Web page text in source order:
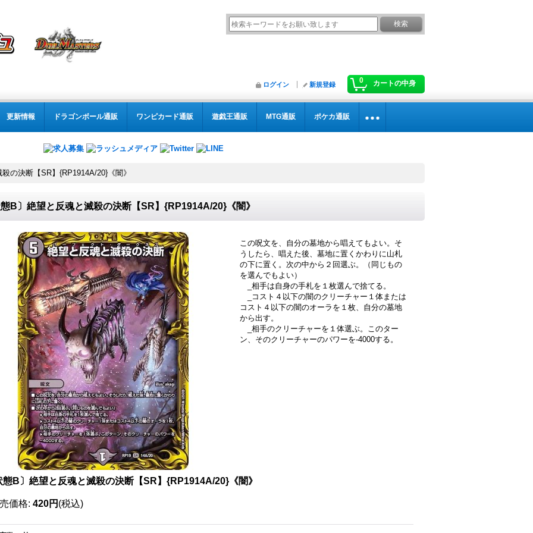
0 カートの中身
ログイン 新規登録
更新情報 ドラゴンボール通販 ワンピカード通販 遊戯王通販 MTG通販 ポケカ通販
の決断【SR】{RP1914A/20}《闇》
B〕絶望と反魂と滅殺の決断【SR】{RP1914A/20}《闇》
この呪文を、自分の墓地から唱えてもよい。そ
うしたら、唱えた後、墓地に置くかわりに山札
の下に置く。次の中から２回選ぶ。（同じもの
を選んでもよい）
_相手は自身の手札を１枚選んで捨てる。
_コスト４以下の闇のクリーチャー１体または
コスト４以下の闇のオーラを１枚、自分の墓地
から出す。
_相手のクリーチャーを１体選ぶ。このター
ン、そのクリーチャーのパワーを-4000する。
態B〕絶望と反魂と滅殺の決断【SR】{RP1914A/20}《闇》
価格: 420円 (税込)